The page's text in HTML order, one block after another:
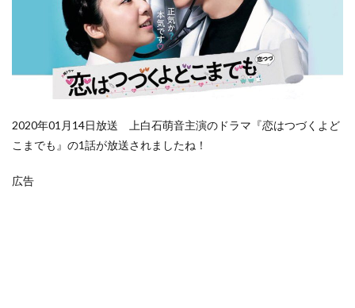
2020年01月14日放送 上白石萌音主演のドラマ『恋はつづくよど
こまでも』の1話が放送されましたね！
広告